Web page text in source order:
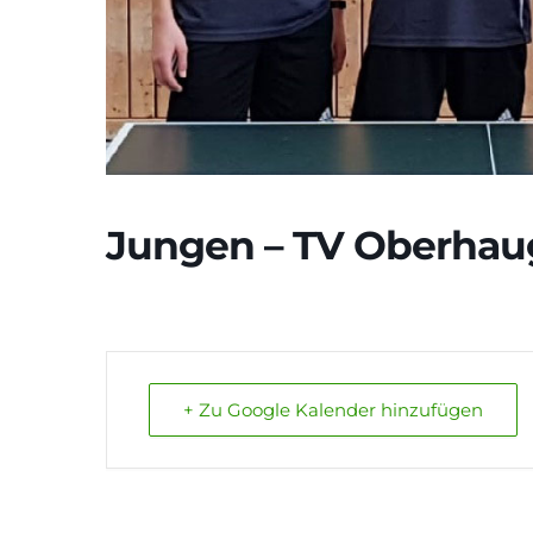
Jungen – TV
+ Zu Google Kalender hinzufügen